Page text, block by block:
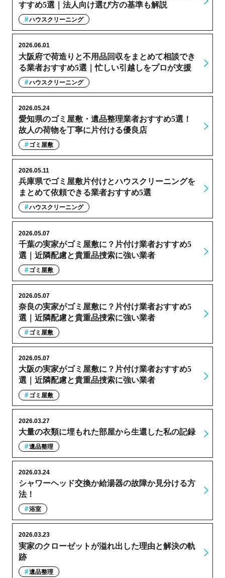
すすめ5選｜法人向け選び方の基準も解説
ハウスクリーニング
大阪府で荷造りと不用品回収をまとめて相談でき
る業者おすすめ5選｜忙しい引越しをプロが支援
2026.06.01
ハウスクリーニング
愛知県のゴミ屋敷・遺品整理業者おすすめ5選！
故人の荷物を丁寧に片付ける優良店
2026.05.24
ゴミ屋敷
兵庫県でゴミ屋敷片付けとハウスクリーニングを
まとめて依頼できる業者おすすめ5選
2026.05.11
ハウスクリーニング
千葉の実家がゴミ屋敷に？片付け業者おすすめ5
選｜近隣配慮と貴重品捜索に強い業者
2026.05.07
ゴミ屋敷
奈良の実家がゴミ屋敷に？片付け業者おすすめ5
選｜近隣配慮と貴重品捜索に強い業者
2026.05.07
ゴミ屋敷
大阪の実家がゴミ屋敷に？片付け業者おすすめ5
選｜近隣配慮と貴重品捜索に強い業者
2026.05.07
ゴミ屋敷
大量の衣類に埋もれた部屋から生還した私の記録
2026.03.27
遺品整理
シャワーヘッド交換か給湯器の故障か見分ける方
法！
2026.03.24
浴室
実家のクローゼットが溢れ出した理由と解決の軌
跡
2026.03.23
遺品整理